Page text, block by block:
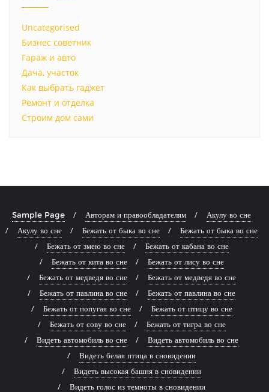
Uncategorised
Бизнес советник
Гараж и авто
Дача, участок
Как выбрать гаджет
Ремонт и отделка
Строим дом сами
Sample Page Авторам и правообладателям
Акулу во сне
Акулу во сне
Бежать от быка во сне
Бежать от быка во сне
Бежать от змею во сне
Бежать от кабана во сне
Бежать от кита во сне
Бежать от лису во сне
Бежать от медведя во сне
Бежать от медведя во сне
Бежать от павлина во сне
Бежать от павлина во сне
Бежать от попугая во сне
Бежать от птицу во сне
Бежать от сову во сне
Бежать от тигра во сне
Видеть автомобиль во сне
Видеть автомобиль во сне
Видеть белая птица в сновидении
Видеть высокая башня в сновидении
Видеть голос из темноты в сновидении